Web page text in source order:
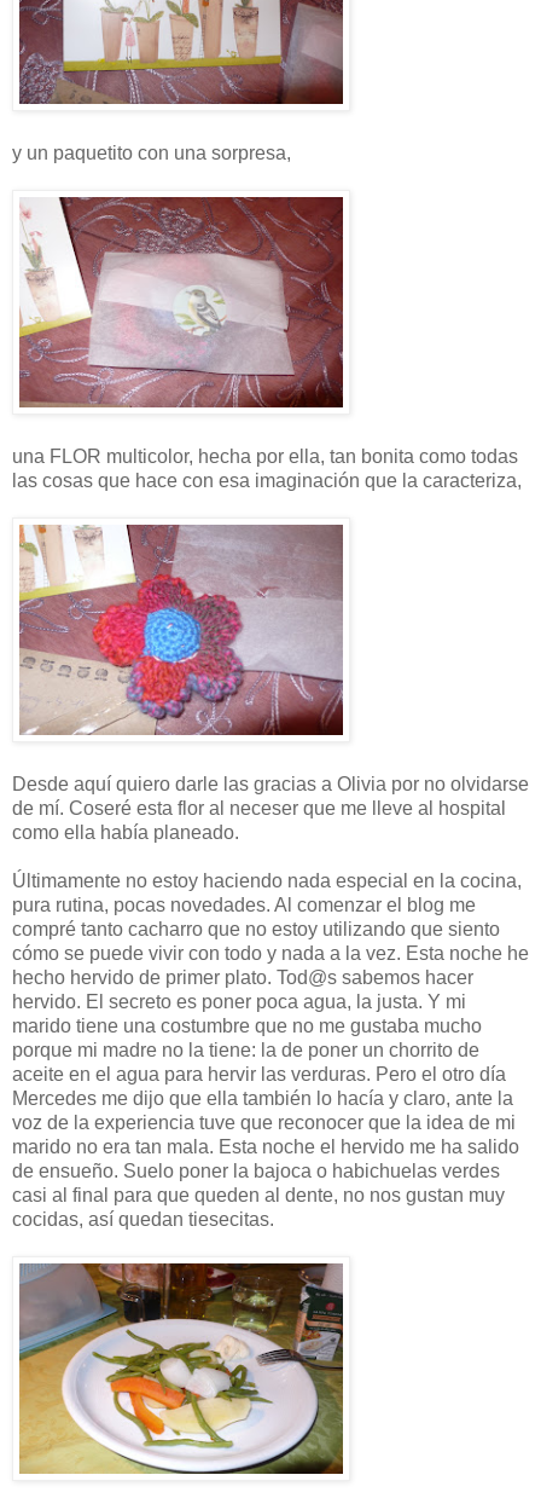
y un paquetito con una sorpresa,
una FLOR multicolor, hecha por ella, tan bonita como todas
las cosas que hace con esa imaginación que la caracteriza,
Desde aquí quiero darle las gracias a Olivia por no olvidarse
de mí. Coseré esta flor al neceser que me lleve al hospital
como ella había planeado.
Últimamente no estoy haciendo nada especial en la cocina,
pura rutina, pocas novedades. Al comenzar el blog me
compré tanto cacharro que no estoy utilizando que siento
cómo se puede vivir con todo y nada a la vez. Esta noche he
hecho hervido de primer plato. Tod@s sabemos hacer
hervido. El secreto es poner poca agua, la justa. Y mi
marido tiene una costumbre que no me gustaba mucho
porque mi madre no la tiene: la de poner un chorrito de
aceite en el agua para hervir las verduras. Pero el otro día
Mercedes me dijo que ella también lo hacía y claro, ante la
voz de la experiencia tuve que reconocer que la idea de mi
marido no era tan mala. Esta noche el hervido me ha salido
de ensueño. Suelo poner la bajoca o habichuelas verdes
casi al final para que queden al dente, no nos gustan muy
cocidas, así quedan tiesecitas.